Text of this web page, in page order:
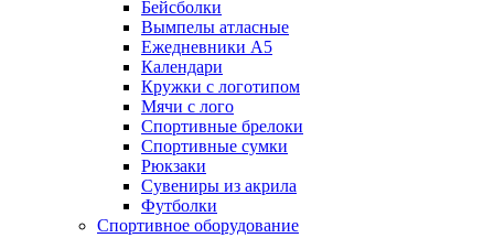
Бейсболки
Вымпелы атласные
Ежедневники А5
Календари
Кружки с логотипом
Мячи с лого
Спортивные брелоки
Спортивные сумки
Рюкзаки
Сувениры из акрила
Футболки
Спортивное оборудование